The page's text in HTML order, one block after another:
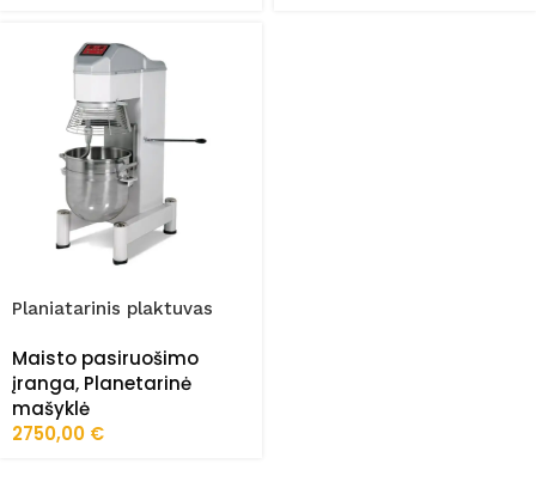
Planiatarinis plaktuvas
Maisto pasiruošimo
įranga, Planetarinė
mašyklė
2750,00 €